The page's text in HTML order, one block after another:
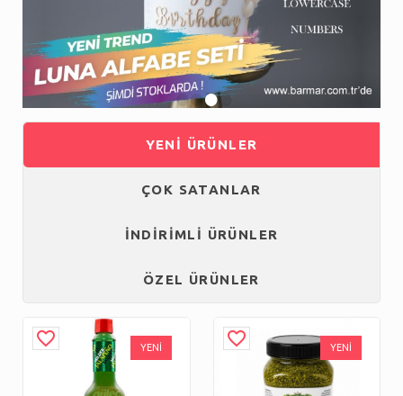
••••
YENİ ÜRÜNLER
ÇOK SATANLAR
İNDİRİMLİ ÜRÜNLER
ÖZEL ÜRÜNLER
favorite_border YENİ favorite_border YENİ